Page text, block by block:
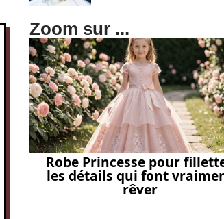
Zoom sur ...
Robe Princesse pour
les détails qui font
rêver